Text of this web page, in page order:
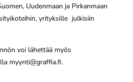
Uudenmaan ja Pirkanmaan
yrityksille julkisiin
voi lähettää myös
myynti@graffia.fi.